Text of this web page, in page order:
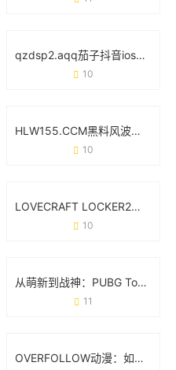
qzdsp2.aqq茄子抖音ios版：为什么这个版本突然火了？
10
HLW155.CCM黑料风波：用户为何集体吐槽这款网红产品？
10
LOVECRAFT LOCKER2：当克苏鲁神话撞上箱庭解谜
10
从萌新到战神：PUBG Tool究竟能不能改变你的吃鸡体验？
11
OVERFOLLOW动漫：如何用跨界联动重塑二次元生态？